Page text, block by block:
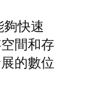
快速
間和存
的數位